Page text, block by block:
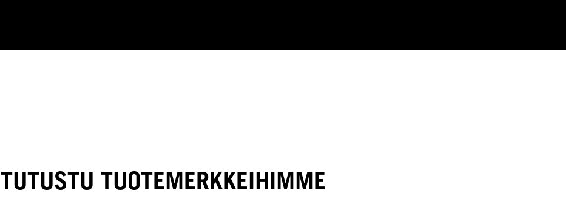
TUTUSTU TUOTEMERKKEIHIMME